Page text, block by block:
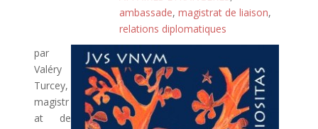
ambassade, magistrat de liaison,
relations diplomatiques
par
Valéry
Turcey,
magistr
at de